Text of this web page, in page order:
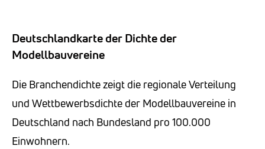
Deutschlandkarte der Dichte der
Modellbauvereine
Die Branchendichte zeigt die regionale Verteilung
und Wettbewerbsdichte der Modellbauvereine in
Deutschland nach Bundesland pro 100.000
Einwohnern.